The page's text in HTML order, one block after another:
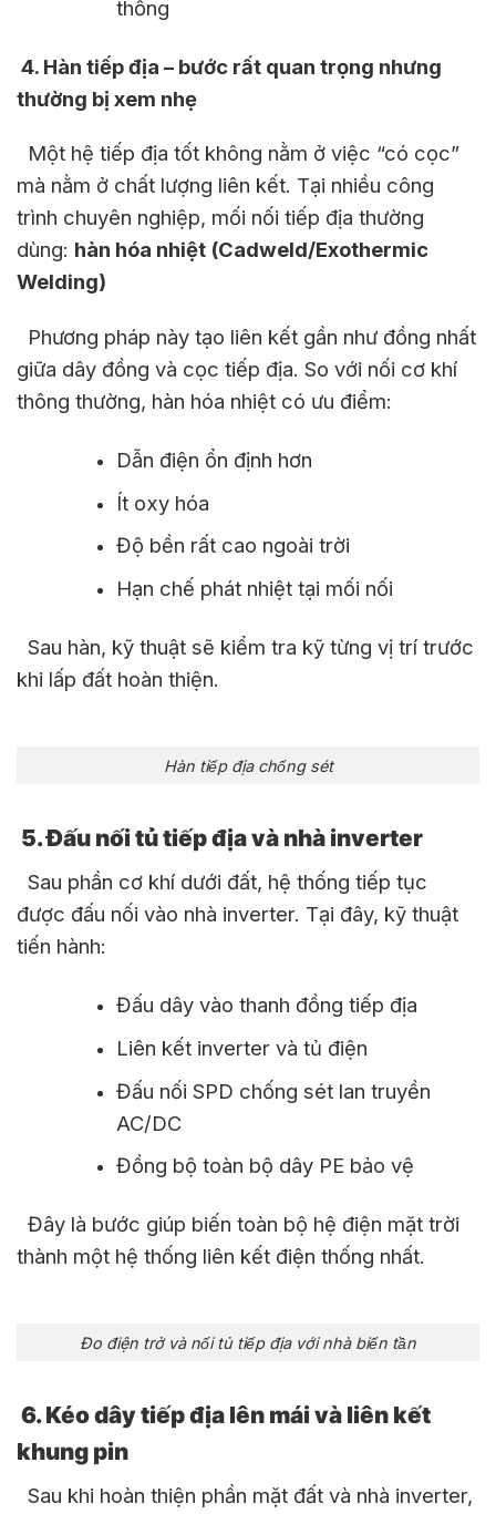
thống
4. Hàn tiếp địa – bước rất quan trọng nhưng
thường bị xem nhẹ
Một hệ tiếp địa tốt không nằm ở việc “có cọc”
mà nằm ở chất lượng liên kết. Tại nhiều công
trình chuyên nghiệp, mối nối tiếp địa thường
dùng: hàn hóa nhiệt (Cadweld/Exothermic
Welding)
Phương pháp này tạo liên kết gần như đồng nhất
giữa dây đồng và cọc tiếp địa. So với nối cơ khí
thông thường, hàn hóa nhiệt có ưu điểm:
Dẫn điện ổn định hơn
Ít oxy hóa
Độ bền rất cao ngoài trời
Hạn chế phát nhiệt tại mối nối
Sau hàn, kỹ thuật sẽ kiểm tra kỹ từng vị trí trước
khi lấp đất hoàn thiện.
Hàn tiếp địa chống sét
5. Đấu nối tủ tiếp địa và nhà inverter
Sau phần cơ khí dưới đất, hệ thống tiếp tục
được đấu nối vào nhà inverter. Tại đây, kỹ thuật
tiến hành:
Đấu dây vào thanh đồng tiếp địa
Liên kết inverter và tủ điện
Đấu nối SPD chống sét lan truyền
AC/DC
Đồng bộ toàn bộ dây PE bảo vệ
Đây là bước giúp biến toàn bộ hệ điện mặt trời
thành một hệ thống liên kết điện thống nhất.
Đo điện trở và nối tủ tiếp địa với nhà biến tần
6. Kéo dây tiếp địa lên mái và liên kết
khung pin
Sau khi hoàn thiện phần mặt đất và nhà inverter,